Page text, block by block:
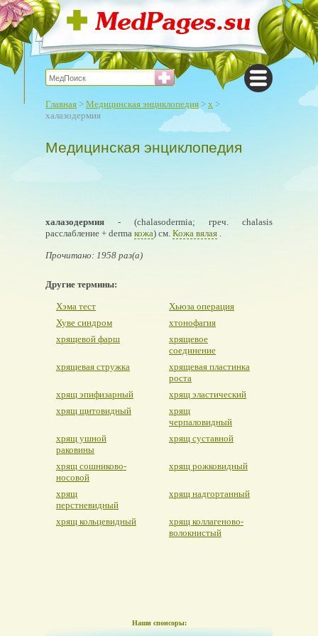
Главная > Медицинская энциклопедия > х >
халазодермия
Медицинская энциклопедия
халазодермия - (chalasodermia; греч. chalasis
расслабление + derma кожа) см. Кожа вялая .
Прочитано: 1958 раз(а)
Другие термины:
Хэма тест
Хьюза операция
Хуве синдром
хтонофагия
хрящевой фарш
хрящевое
соединение
хрящевая стружка
хрящевая пластинка
роста
хрящ эпифизарный
хрящ эластический
хрящ щитовидный
хрящ
черпаловидный
хрящ ушной
раковины
хрящ суставной
хрящ сошниково-
носовой
хрящ рожковидный
хрящ
перстневидный
хрящ надгортанный
хрящ кольцевидный
хрящ коллагеново-
волокнистый
Наши спонсоры: